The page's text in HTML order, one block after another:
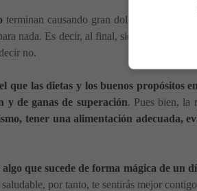
terminan causando gran dolor a largo
nada. Es decir, al final, sienten que han
no.
que las dietas y los buenos propósitos
y de ganas de superación. Pues bien, la
tener una alimentación adecuada,
algo que sucede de forma mágica de un
saludable, por tanto, te sentirás mejor